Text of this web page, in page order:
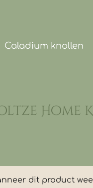
Caladium knollen
Home
dit product